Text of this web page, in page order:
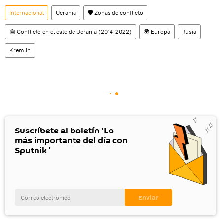
Internacional Ucrania 🛡️ Zonas de conflicto
📰 Conflicto en el este de Ucrania (2014-2022) 🌍 Europa Rusia
Kremlin
Suscríbete al boletín 'Lo
más importante del día con
Sputnik '